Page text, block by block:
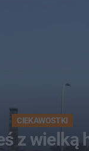
CIEKAWOSTKI
z wielką